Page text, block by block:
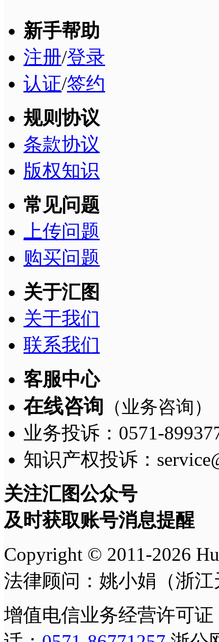
新手帮助
注册/登录
认证/签约
规则协议
条款协议
版权知识
常见问题
上传问题
购买问题
关于汇图
关于我们
联系我们
客服中心
在线咨询 （业务咨询）
业务投诉：0571-
知识产权投诉：
关注汇图公众号
及时获取账号消息提醒
Copyright © 2011-2026
法律顾问：姚小娟（浙
增值电信业务经营许可